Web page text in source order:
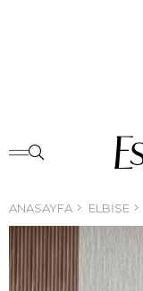
ANASAYFA ELBISE